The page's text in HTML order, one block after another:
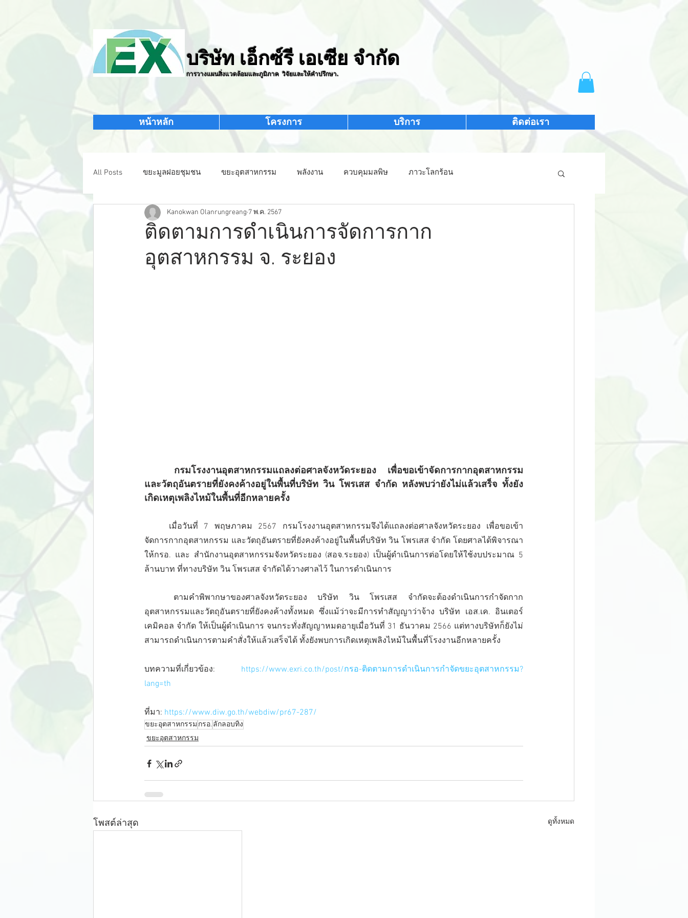
บริษัท เอ็กซ์รี เอเซีย จำกัด
การวางแผนสิ่งแวดล้อมและภูมิภาค วิจัยและให้คำปรึกษา.
หน้าหลัก โครงการ บริการ ติดต่อเรา
All Posts ขยะมูลฝอยชุมชน ขยะอุตสาหกรรม พลังงาน ควบคุมมลพิษ ภาวะโลกร้อน
ติดตามการดำเนินการจัดการกาก
อุตสาหกรรม จ. ระยอง
Kanokwan Olanrungreang 7 พ.ค. 2567
และวัตถุอันตรายที่ยังคงค้างอยู่ในพื้นที่บริษัท วิน โพรเสส จำกัด หลังพบว่ายังไม่แล้วเสร็จ ทั้งยัง
เกิดเหตุเพลิงไหม้ในพื้นที่อีกหลายครั้ง
เมื่อวันที่ 7 พฤษภาคม 2567 กรมโรงงานอุตสาหกรรมจึงได้แถลงต่อศาลจังหวัดระยอง เพื่อขอเข้า
จัดการกากอุตสาหกรรม และวัตถุอันตรายที่ยังคงค้างอยู่ในพื้นที่บริษัท วิน โพรเสส จำกัด โดยศาลได้พิจารณา
ให้กรอ. และ สำนักงานอุตสาหกรรมจังหวัดระยอง (สอจ.ระยอง) เป็นผู้ดำเนินการต่อโดยให้ใช้งบประมาณ 5
ล้านบาท ที่ทางบริษัท วิน โพรเสส จำกัดได้วางศาลไว้ ในการดำเนินการ
อุตสาหกรรมและวัตถุอันตรายที่ยังคงค้างทั้งหมด ซึ่งแม้ว่าจะมีการทำสัญญาว่าจ้าง บริษัท เอส.เค. อินเตอร์
เคมิคอล จำกัด ให้เป็นผู้ดำเนินการ จนกระทั่งสัญญาหมดอายุเมื่อวันที่ 31 ธันวาคม 2566 แต่ทางบริษัทก็ยังไม่
สามารถดำเนินการตามคำสั่งให้แล้วเสร็จได้ ทั้งยังพบการเกิดเหตุเพลิงไหม้ในพื้นที่โรงงานอีกหลายครั้ง
บทความที่เกี่ยวข้อง: https://www.exri.co.th/post/กรอ-ติดตามการดำเนินการกำจัดขยะอุตสาหกรรม?
lang=th
ที่มา: https://www.diw.go.th/webdiw/pr67-287/
ขยะอุตสาหกรรม กรอ. ลักลอบทิ้ง
ขยะอุตสาหกรรม
โพสต์ล่าสุด ดูทั้งหมด